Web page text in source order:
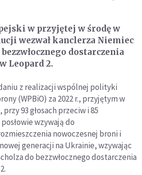
w przyjętej w środę w
wezwał kanclerza Niemiec
dostarczenia
Leopard 2.
z realizacji wspólnej polityki
(WPBiO) za 2022 r., przyjętym w
przy 93 głosach przeciw i 85
wzywają do
nowoczesnej broni i
generacji na Ukrainie, wzywając
do bezzwłocznego dostarczenia